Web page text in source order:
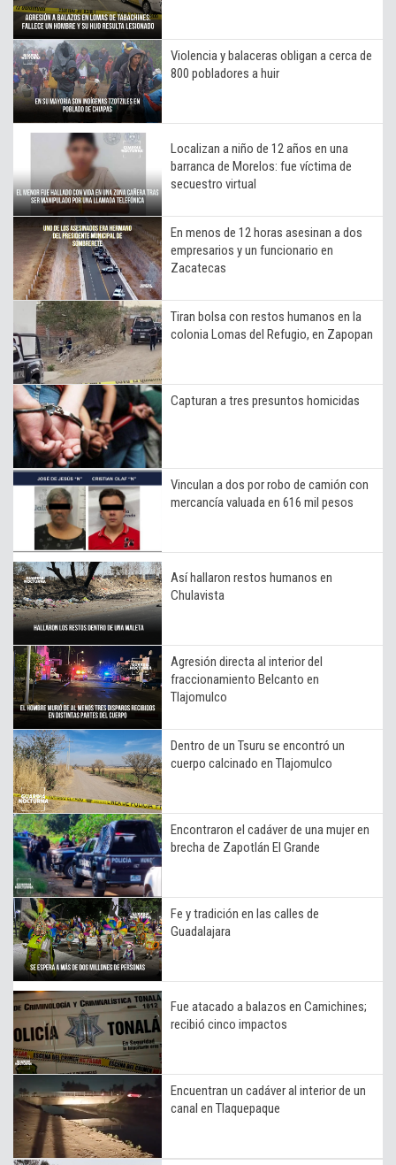
Violencia y balaceras obligan a cerca de
800 pobladores a huir
Localizan a niño de 12 años en una
barranca de Morelos: fue víctima de
secuestro virtual
En menos de 12 horas asesinan a dos
empresarios y un funcionario en
Zacatecas
Tiran bolsa con restos humanos en la
colonia Lomas del Refugio, en Zapopan
Capturan a tres presuntos homicidas
Vinculan a dos por robo de camión con
mercancía valuada en 616 mil pesos
Así hallaron restos humanos en
Chulavista
Agresión directa al interior del
fraccionamiento Belcanto en
Tlajomulco
Dentro de un Tsuru se encontró un
cuerpo calcinado en Tlajomulco
Encontraron el cadáver de una mujer en
brecha de Zapotlán El Grande
Fe y tradición en las calles de
Guadalajara
Fue atacado a balazos en Camichines;
recibió cinco impactos
Encuentran un cadáver al interior de un
canal en Tlaquepaque